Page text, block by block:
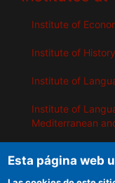
Institute of
Institute of History
Institute of
Institute of
Mediterranean
Institute of Public
Esta página web